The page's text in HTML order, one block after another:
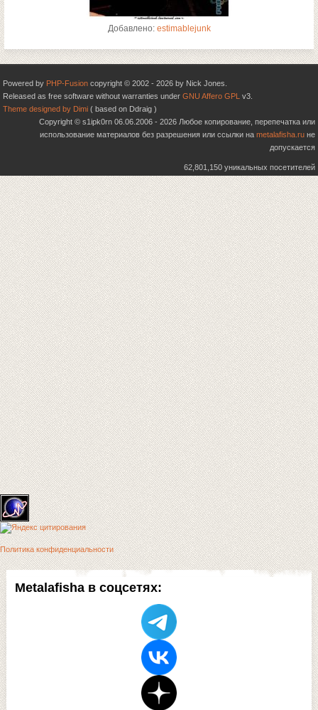
Metalafisha в соцсетях:
Добавлено: estimablejunk
Powered by PHP-Fusion copyright © 2002 - 2026 by Nick Jones.
Released as free software without warranties under GNU Affero GPL v3.
Theme designed by Dimi ( based on Ddraig )
Copyright © s1ipk0rn 06.06.2006 - 2026 Любое копирование, перепечатка или
использование материалов без разрешения или ссылки на metalafisha.ru не
допускается
62,801,150 уникальных посетителей
Политика конфиденциальности